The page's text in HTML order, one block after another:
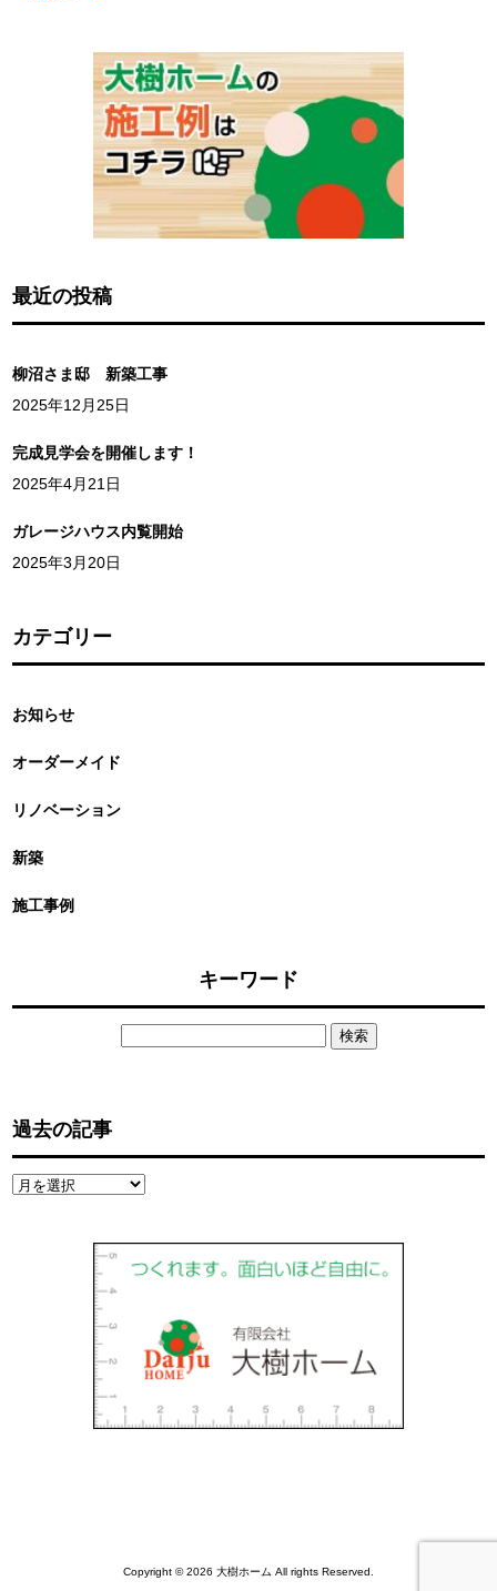
最近の投稿
柳沼さま邸 新築工事
2025年12月25日
完成見学会を開催します！
2025年4月21日
ガレージハウス内覧開始
2025年3月20日
カテゴリー
お知らせ
オーダーメイド
リノベーション
新築
施工事例
キーワード
過去の記事
過
Copyright © 2026 大樹ホーム All rights Reserved.